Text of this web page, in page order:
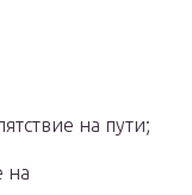
на пути;
на